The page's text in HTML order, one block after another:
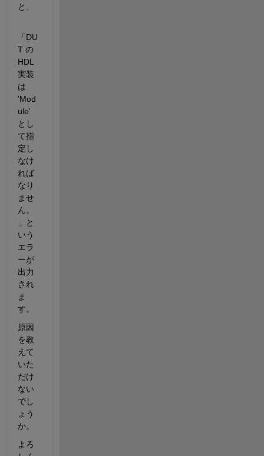
と、
「DU
T の
HDL
実装
は
'Mod
ule'
とし
て指
定し
なけ
れば
なり
ませ
ん。
」と
いう
エラ
ーが
出力
され
ま
す。
原因
を教
えて
いた
だけ
ない
でし
ょう
か。
よろ